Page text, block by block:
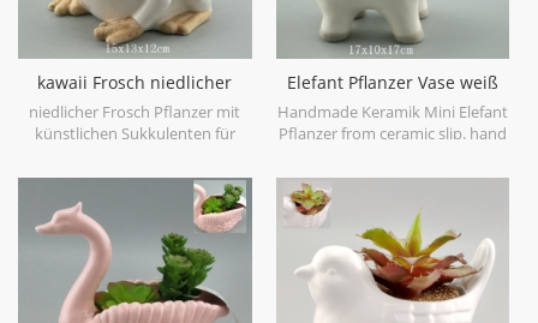
kawaii Frosch niedlicher
Pflanztopf für Zuhause
niedlicher Frosch Pflanzer mit
künstlichen Sukkulenten für
Elefant Pflanzer Vase weiß
Keramik Tier Topf
Handmade Keramik Mini Elefant
Pflanzer from ceramic slip. hand
finish with grey foot accent.